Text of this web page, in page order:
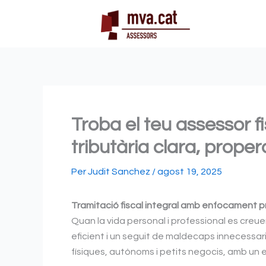
Troba el teu assessor
tributària clara,
PerJudit Sanchez /agost 19, 2025
Tramitació fiscal integral amb enfocament
Quan la vida personal i professional es
eficient i un seguit de maldecaps
físiques, autònoms i petits negocis, amb